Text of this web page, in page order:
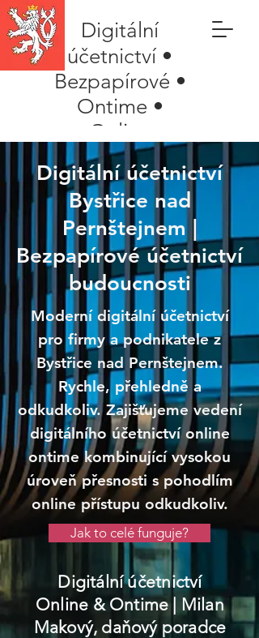
Digitální
účetnictví •
Bezpapírové •
Ontime •
Online
Digitální účetnictví
Bystřice nad
Pernštejnem |
Bezpapírové účetnictví
budoucnosti
Moderní digitální účetnictví
pro firmy a podnikatele z
Bystřice nad Pernštejnem.
Rychle, přehledně a
odkudkoliv. Zajišťujeme vedení
digitálního účetnictví online
ontime kombinující vysokou
úroveň přesnosti s pohodlím
online přístupu odkudkoliv.
Jak to celé funguje?
Digitální účetnictví
Online & Ontime| Milan
Makový, daňový poradce